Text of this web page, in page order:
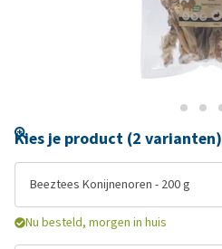
Kies je product (2 varianten)
Beeztees Konijnenoren - 200 g
Nu besteld, morgen in huis